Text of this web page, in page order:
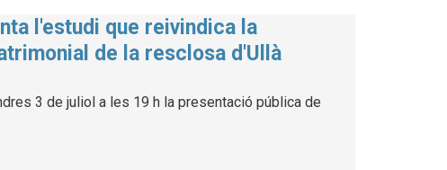
l'estudi que reivindica la
de la resclosa d'Ullà
3 de juliol a les 19 h la presentació pública de